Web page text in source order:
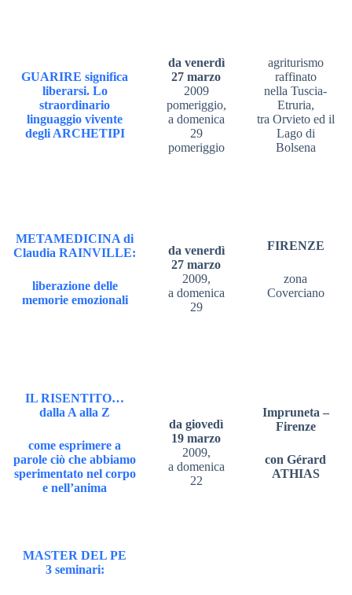
GUARIRE significa
liberarsi. Lo
straordinario
linguaggio vivente
degli ARCHETIPI
da venerdì
27 marzo
2009
pomeriggio,
a domenica
29
pomeriggio
agriturismo
raffinato
nella Tuscia-
Etruria,
tra Orvieto ed il
Lago di
Bolsena
METAMEDICINA di
Claudia RAINVILLE:
liberazione delle
memorie emozionali
da venerdì
27 marzo
2009,
a domenica
29
FIRENZE
zona
Coverciano
IL RISENTITO…
dalla A alla Z
come esprimere a
parole ciò che abbiamo
sperimentato nel corpo
e nell’anima
da giovedì
19 marzo
2009,
a domenica
22
Impruneta –
Firenze
con Gérard
ATHIAS
MASTER DEL PE
3 seminari: